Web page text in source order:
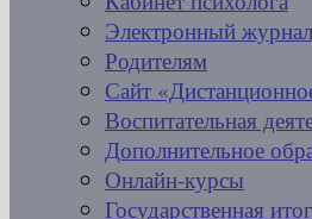
Электронный журнал
Родителям
Сайт
Воспитательная
Дополнительное
Онлайн-курсы
Государственная